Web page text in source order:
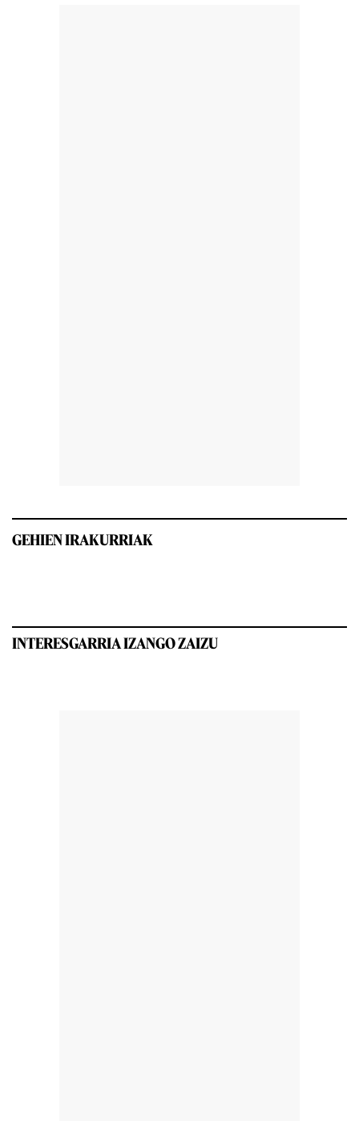
GEHIEN IRAKURRIAK
INTERESGARRIA IZANGO ZAIZU